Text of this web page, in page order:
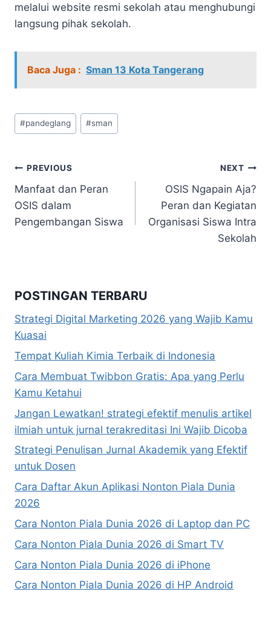
melalui website resmi sekolah atau menghubungi
langsung pihak sekolah.
Baca Juga : Sman 13 Kota Tangerang
Post
Tags:
#pandeglang #sman
Navigasi
pos
PREVIOUS
Manfaat dan Peran
OSIS dalam
Pengembangan Siswa
NEXT
OSIS Ngapain Aja?
Peran dan Kegiatan
Organisasi Siswa Intra
Sekolah
POSTINGAN TERBARU
Strategi Digital Marketing 2026 yang Wajib Kamu
Kuasai
Tempat Kuliah Kimia Terbaik di Indonesia
Cara Membuat Twibbon Gratis: Apa yang Perlu
Kamu Ketahui
Jangan Lewatkan! strategi efektif menulis artikel
ilmiah untuk jurnal terakreditasi Ini Wajib Dicoba
Strategi Penulisan Jurnal Akademik yang Efektif
untuk Dosen
Cara Daftar Akun Aplikasi Nonton Piala Dunia
2026
Cara Nonton Piala Dunia 2026 di Laptop dan PC
Cara Nonton Piala Dunia 2026 di Smart TV
Cara Nonton Piala Dunia 2026 di iPhone
Cara Nonton Piala Dunia 2026 di HP Android